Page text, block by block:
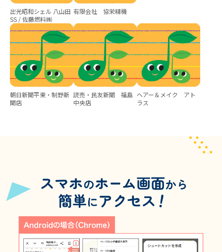
出光昭和シェル 八山田
SS / 佐藤燃料㈱
有限会社 協栄精機
朝日新聞平東・制野新
聞店
読売・民友新聞 福島
中央店
ヘアー＆メイク アト
ラス